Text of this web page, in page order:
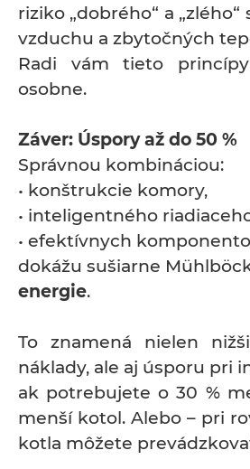
riziko „dobrého“ a
vzduchu a zbytočných
Radi vám tieto
osobne.
Záver: Úspory až do 50 %
Správnou kombináciou:
• konštrukcie komory,
• inteligentného
• efektívnych
dokážu sušiarne
energie.
To znamená nielen
náklady, ale aj úsporu pri
ak potrebujete o 30 %
menší kotol. Alebo – pri
kotla môžete